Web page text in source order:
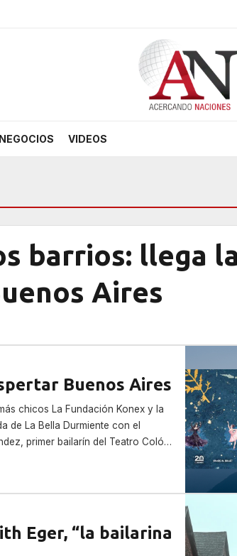
NEGOCIOS VIDEOS
barrios: llega la
Aires
Buenos Aires
chicos La Fundación Konex y la
de La Bella Durmiente con el
primer bailarín del Teatro Colón.
12 funciones, todos los
2026.
Eger, “la bailarina